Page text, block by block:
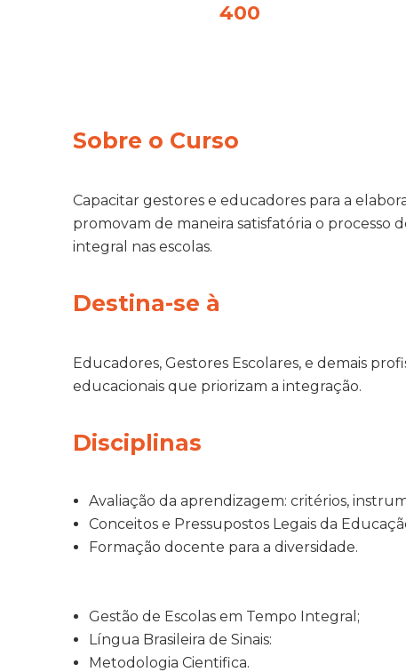
400
Sobre o Curso
Capacitar gestores e educadores para a
promovam de maneira satisfatória o processo
integral nas escolas.
Destina-se à
Educadores, Gestores Escolares, e demais
educacionais que priorizam a integração.
Disciplinas
Avaliação da aprendizagem: critérios,
Conceitos e Pressupostos Legais da
Formação docente para a diversidade.
Gestão de Escolas em Tempo Integral;
Língua Brasileira de Sinais:
Metodologia Cientifica.